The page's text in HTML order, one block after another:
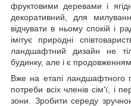
фруктовими деревами і
декоративний, для
відчувати в ньому спокій і
імітує природні
ландшафтний дизайн не
будинку, але і є продовженням
Вже на етапі ландшафтного
потреби всіх членів сім'ї, і
зони. Зробити середу